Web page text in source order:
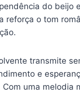
do beijo
reforça o tom
transmite
e
uma melodia